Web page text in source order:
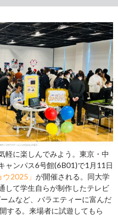
に楽しんでみよう。東京・中
ャンパス6号館(6B01)で1月11日
ウ2025」 が開催される。同大学
して学生自らが制作したテレビ
ムなど、バラエティーに富んだ
する。来場者に試遊してもら